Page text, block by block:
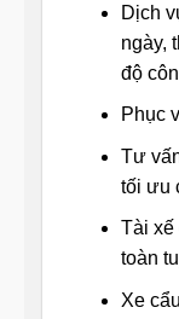
Dịch
ngày,
độ
Phục
Tư
tối ưu
Tài xế
toàn
Xe